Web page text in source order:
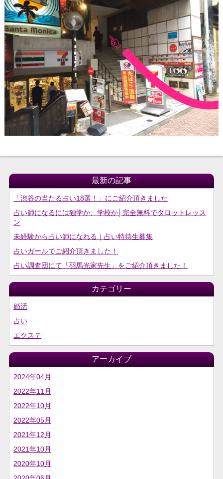
最新の記事
「渋谷の当たる占い18選！」にご紹介頂きました
占い師になるには独学か、学校か│完全無料でタロットレッス
ン
未経験から占い師になれる｜占い特待生募集
占いガールでご紹介頂きました！
占い調査団にて「羽馬光家先生」をご紹介頂きました！
カテゴリー
婚活
占い
エクステ
アーカイブ
2024年04月
2022年11月
2022年10月
2022年05月
2021年12月
2021年10月
2020年10月